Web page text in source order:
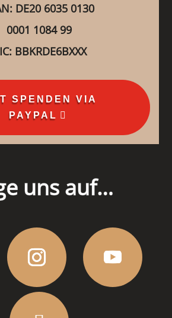
DE20 6035 0130
0001 1084 99
BBKRDE6BXXX
SPENDEN VIA
PAYPAL
uns auf…